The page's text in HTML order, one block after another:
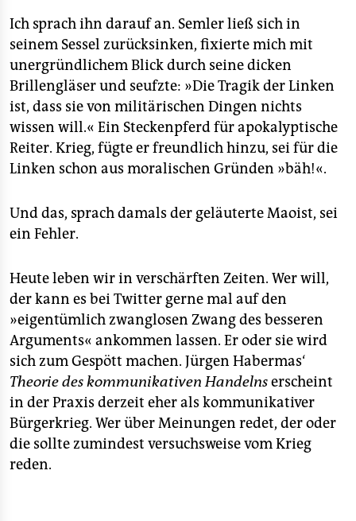
Ich sprach ihn darauf an. Semler ließ sich in
seinem Sessel zurücksinken, fixierte mich mit
unergründlichem Blick durch seine dicken
Brillengläser und seufzte: »Die Tragik der Linken
ist, dass sie von militärischen Dingen nichts
wissen will.« Ein Steckenpferd für apokalyptische
Reiter. Krieg, fügte er freundlich hinzu, sei für die
Linken schon aus moralischen Gründen »bäh!«.
Und das, sprach damals der geläuterte Maoist, sei
ein Fehler.
Heute leben wir in verschärften Zeiten. Wer will,
der kann es bei Twitter gerne mal auf den
»eigentümlich zwanglosen Zwang des besseren
Arguments« ankommen lassen. Er oder sie wird
sich zum Gespött machen. Jürgen Habermas‘
Theorie des kommunikativen Handelnserscheint
in der Praxis derzeit eher als kommunikativer
Bürgerkrieg. Wer über Meinungen redet, der oder
die sollte zumindest versuchsweise vom Krieg
reden.